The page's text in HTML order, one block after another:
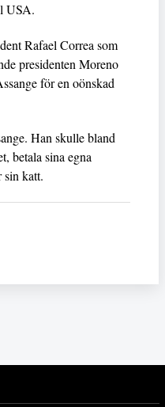
USA.
Rafael Correa som
presidenten Moreno
för en oönskad
Han skulle bland
betala sina egna
sin katt.